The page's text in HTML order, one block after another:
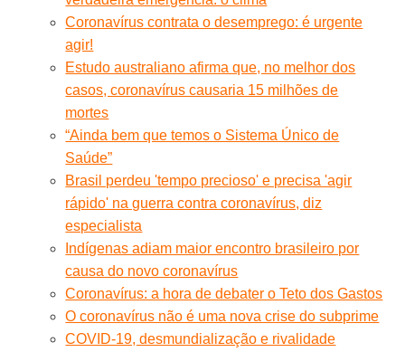
Coronavírus contrata o desemprego: é urgente
agir!
Estudo australiano afirma que, no melhor dos
casos, coronavírus causaria 15 milhões de
mortes
“Ainda bem que temos o Sistema Único de
Saúde”
Brasil perdeu 'tempo precioso' e precisa 'agir
rápido' na guerra contra coronavírus, diz
especialista
Indígenas adiam maior encontro brasileiro por
causa do novo coronavírus
Coronavírus: a hora de debater o Teto dos Gastos
O coronavírus não é uma nova crise do subprime
COVID-19, desmundialização e rivalidade